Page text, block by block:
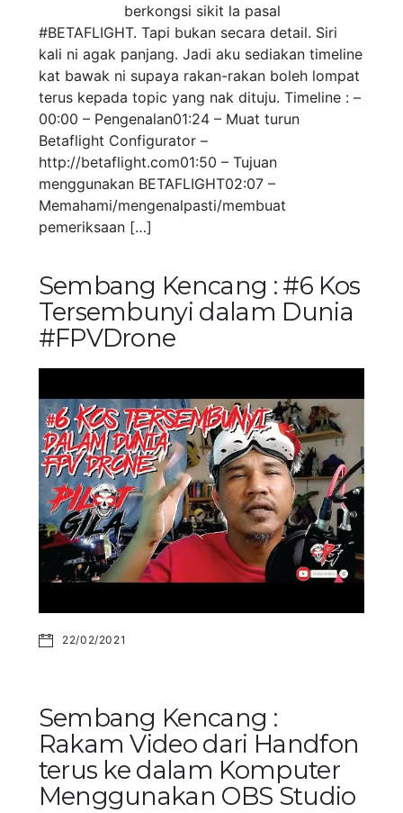
berkongsi sikit la pasal
#BETAFLIGHT. Tapi bukan secara detail. Siri
kali ni agak panjang. Jadi aku sediakan timeline
kat bawak ni supaya rakan-rakan boleh lompat
terus kepada topic yang nak dituju. Timeline : –
00:00 – Pengenalan01:24 – Muat turun
Betaflight Configurator –
http://betaflight.com01:50 – Tujuan
menggunakan BETAFLIGHT02:07 –
Memahami/mengenalpasti/membuat
pemeriksaan […]
Sembang Kencang : #6 Kos
Tersembunyi dalam Dunia
#FPVDrone
22/02/2021
Sembang Kencang :
Rakam Video dari Handfon
terus ke dalam Komputer
Menggunakan OBS Studio